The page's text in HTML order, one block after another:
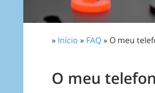
» Início » FAQ» O meu
O meu